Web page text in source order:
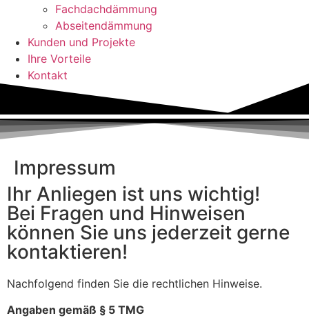
Fachdachdämmung
Abseitendämmung
Kunden und Projekte
Ihre Vorteile
Kontakt
Impressum
Ihr Anliegen ist uns wichtig!
Bei Fragen und Hinweisen
können Sie uns jederzeit gerne
kontaktieren!
Nachfolgend finden Sie die rechtlichen Hinweise.
Angaben gemäß § 5 TMG